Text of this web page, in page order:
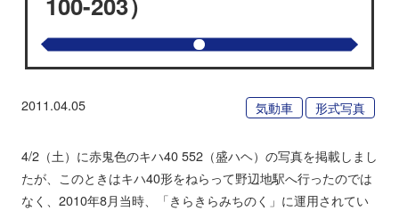
2011.04.05 気動車 形式写真
4/2（土）に赤鬼色のキハ40 552（盛ハヘ）の写真を掲載しまし
たが、このときはキハ40形をねらって野辺地駅へ行ったのでは
なく、2010年8月当時、「きらきらみちのく」に運用されてい